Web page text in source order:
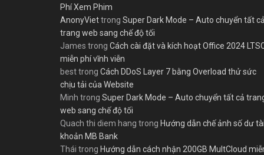
Phí Xem Phim
AnonyViettrong Super Dark Mode – Auto chuyển tất cả
trang web sang chế độ tối
James trong Cách cài đặt và kích hoạt Office 2024
miễn phí vĩnh viễn
besttrong Cách DDoS Layer 7 bằng Overload thử sức
chịu tải của Website
Minh trong Super Dark Mode – Auto chuyển tất cả
web sang chế độ tối
Quach thi diem hang trong Hướng dẫn chế ảnh số dư tài
khoản MB Bank
Thái trong Hướng dẫn cách nhận 200GB MultCloud